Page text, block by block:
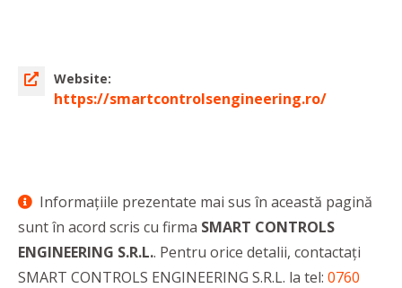
Website:
https://smartcontrolsengineering.ro/
Informaţiile prezentate mai sus în această pagină
sunt în acord scris cu firma SMART CONTROLS
ENGINEERING S.R.L.. Pentru orice detalii, contactaţi
SMART CONTROLS ENGINEERING S.R.L. la tel: 0760